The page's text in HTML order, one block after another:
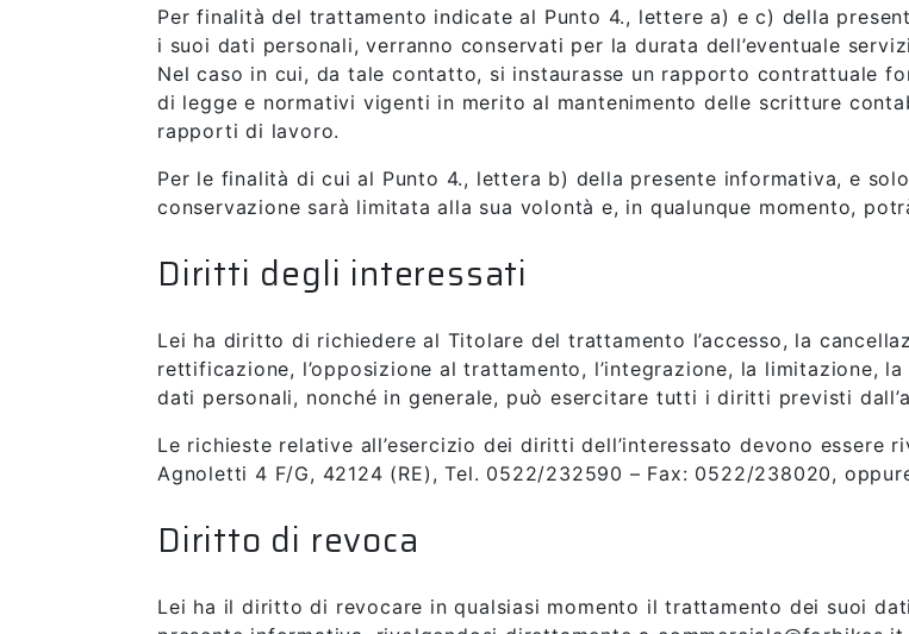
Per finalità del trattamento indicate al Punto 4., lettere a) e c) della
i suoi dati personali, verranno conservati per la durata dell’eventuale
Nel caso in cui, da tale contatto, si instaurasse un rapporto contrattuale
di legge e normativi vigenti in merito al mantenimento delle scritture
rapporti di lavoro.
Per le finalità di cui al Punto 4., lettera b) della presente informativa, e
conservazione sarà limitata alla sua volontà e, in qualunque momento,
Diritti degli interessati
Lei ha diritto di richiedere al Titolare del trattamento l’accesso, la
rettificazione, l’opposizione al trattamento, l’integrazione, la limitazione,
dati personali, nonché in generale, può esercitare tutti i diritti previsti
Le richieste relative all’esercizio dei diritti dell’interessato devono essere
Agnoletti 4 F/G, 42124 (RE), Tel. 0522/232590 – Fax: 0522/238020,
Diritto di revoca
Lei ha il diritto di revocare in qualsiasi momento il trattamento dei suoi